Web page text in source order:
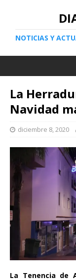
NOTICIAS Y
La
Navidad
diciembre 8, 2020
La Tenencia de